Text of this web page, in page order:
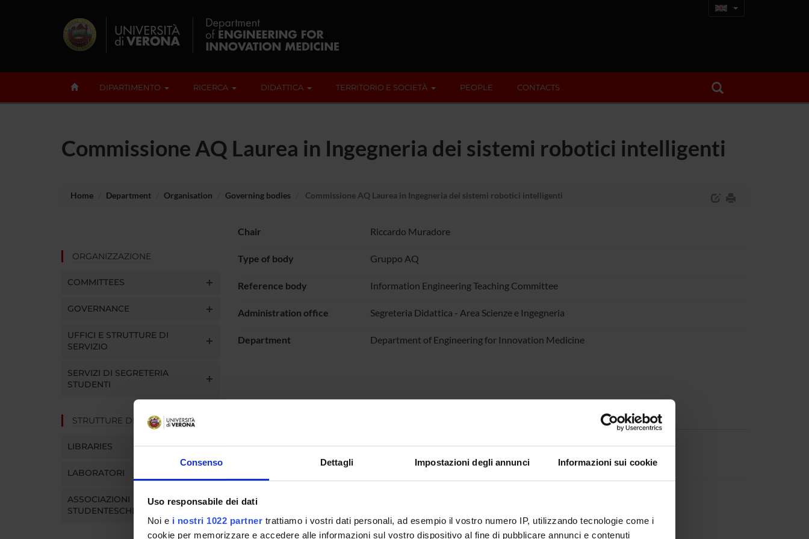
Consenso Dettagli Impostazioni degli annunci Informazioni sui cookie
Uso responsabile dei dati
Noi e i nostri 1022 partner trattiamo i vostri dati personali, ad esempio il vostro numero IP, utilizzando tecnologie come i
cookie per memorizzare e accedere alle informazioni sul vostro dispositivo al fine di pubblicare annunci e contenuti
DIPARTIMENTO RICERCA DIDATTICA TERRITORIO E SOCIETÀ PEOPLE CONTACTS
Commissione AQ Laurea in Ingegneria dei sistemi robotici intelligenti
Home Department Organisation Governing bodies Commissione AQ Laurea in Ingegneria dei sistemi robotici intelligenti
ORGANIZZAZIONE
COMMITTEES
GOVERNANCE
UFFICI E STRUTTURE DI
SERVIZIO
SERVIZI DI SEGRETERIA
STUDENTI
STRUTTURE DEL DIPARTIMENTO
LIBRARIES
LABORATORI
ASSOCIAZIONI
STUDENTESCHE
Chair Riccardo Muradore
Type of body Gruppo AQ
Reference body Information Engineering Teaching Committee
Administration office Segreteria Didattica - Area Scienze e Ingegneria
Department Department of Engineering for Innovation Medicine
Riccardo Muradore Chair